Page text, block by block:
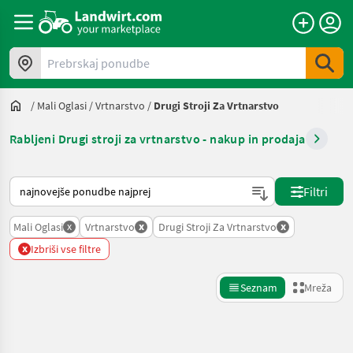
Prebrskaj ponudbe
/ Mali Oglasi /Vrtnarstvo / Drugi Stroji Za Vrtnarstvo
Rabljeni Drugi stroji za vrtnarstvo - nakup in prodaja
Tako je razvrščeno na Landwirt.com
Filtri
Mali Oglasi x Vrtnarstvo x Drugi Stroji Za Vrtnarstvo x
x Izbriši vse filtre
Seznam Mreža